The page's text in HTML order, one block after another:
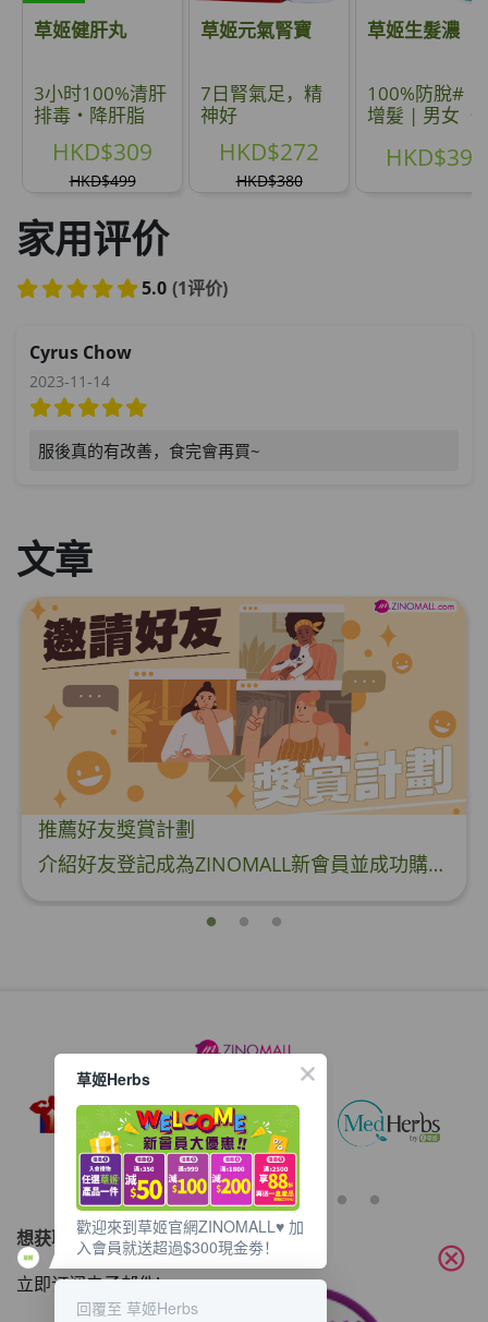
草姬健肝丸
3小时100%清肝
排毒‧降肝脂
HKD$309
HKD$499
草姬元氣腎寶
7日腎氣足，精
神好
HKD$272
HKD$380
草姬生髮濃
100%防脫# ‧
增髮 | 男女 ‧
HKD$399
家用评价
5.0 (1评价)
Cyrus Chow
2023-11-14
服後真的有改善，食完會再買~
文章
推薦好友獎賞計劃
介紹好友登記成為ZINOMALL新會員並成功購物，您即可獲得$50Mall Dollar現金回贈，你的好友亦可同時獲得$50Mall Dollar現金回贈。 **舊會員必須完成首張訂單才可開通邀請好友獎賞計劃** 1. 舊會員可於 我的帳戶>>>邀請好友獎賞 中找到 好友推薦碼 (紅圈位置) 2. 會員可複製好友推薦碼並透過 Whatsapp / Facebook / Email分享給自己好友。推薦好友次數不限，介紹愈多新朋友，可獲得愈多Mall Dollar現金回贈。 3. 好友
想获取最新的优惠资讯？
立即订阅电子邮件!
cancel
草姬Herbs
歡迎來到草姬官網ZINOMALL♥️ 加
入會員就送超過$300現金劵！
回覆至 草姬Herbs